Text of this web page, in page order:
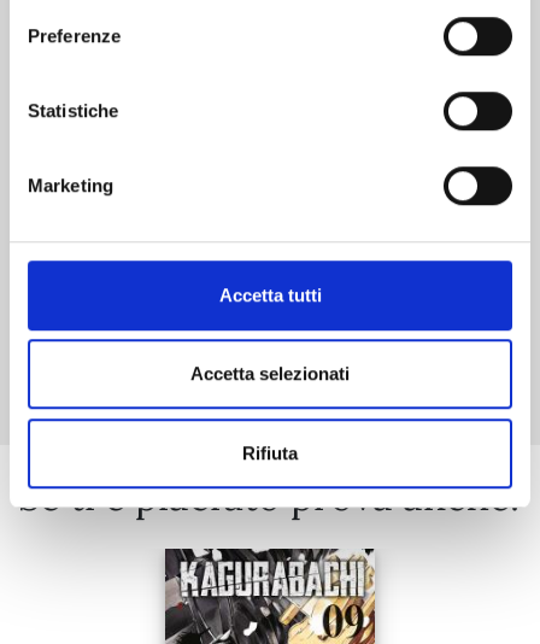
Preferenze
Statistiche
Marketing
Accetta tutti
Accetta selezionati
Rifiuta
FOUR KNIGHTS OF THE APOCALYPSE n. 23
Mostra tutto
Se ti è piaciuto prova anche: